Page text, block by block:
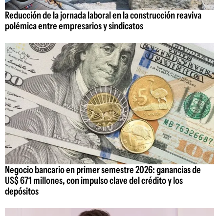
Reducción de la jornada laboral en la construcción reaviva
polémica entre empresarios y sindicatos
Negocio bancario en primer semestre 2026: ganancias de
US$ 671 millones, con impulso clave del crédito y los
depósitos